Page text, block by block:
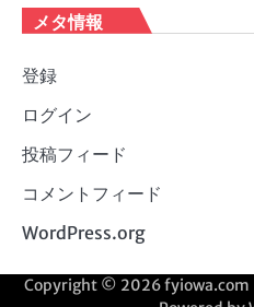
メタ情報
登録
ログイン
投稿フィード
コメントフィード
WordPress.org
Copyright © 2026fyiowa.com